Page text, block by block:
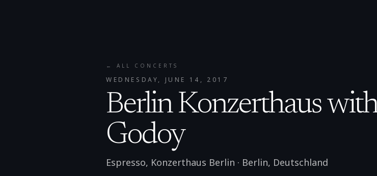
← ALL CONCERTS
WEDNESDAY, JUNE 14, 2017
Berlin Konzerthaus
Godoy
Espresso, Konzerthaus Berlin · Berlin, Deutschland